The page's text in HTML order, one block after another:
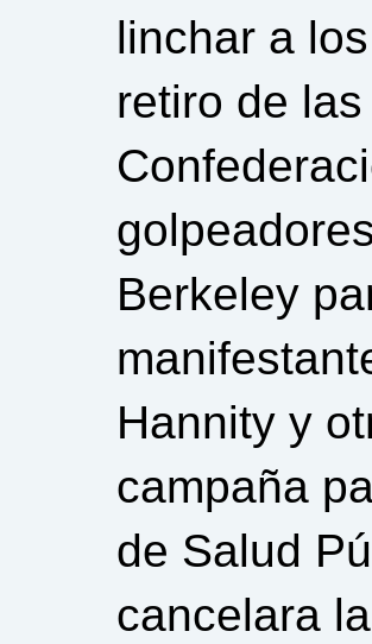
linchar a
retiro de
Berkeley
Hannity y
campaña
de Salud
cancelara